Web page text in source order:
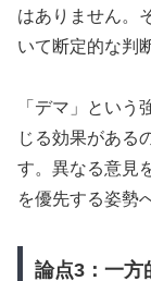
はありません。
いて断定的な判
「デマ」とい
じる効果がある
す。異なる意見
を優先する姿勢
論点3：一方